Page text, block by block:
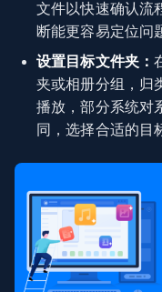
文件以快速确认流
断能更容易定位问
设置目标文件夹：
夹或相册分组，归
播放，部分系统对
同，选择合适的目